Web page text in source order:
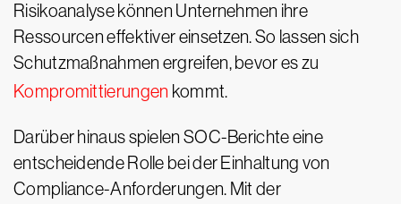
Risikoanalyse können Unternehmen ihre
Ressourcen effektiver einsetzen. So lassen sich
Schutzmaßnahmen ergreifen, bevor es zu
Kompromittierungen kommt.
Darüber hinaus spielen SOC-Berichte eine
entscheidende Rolle bei der Einhaltung von
Compliance-Anforderungen. Mit der